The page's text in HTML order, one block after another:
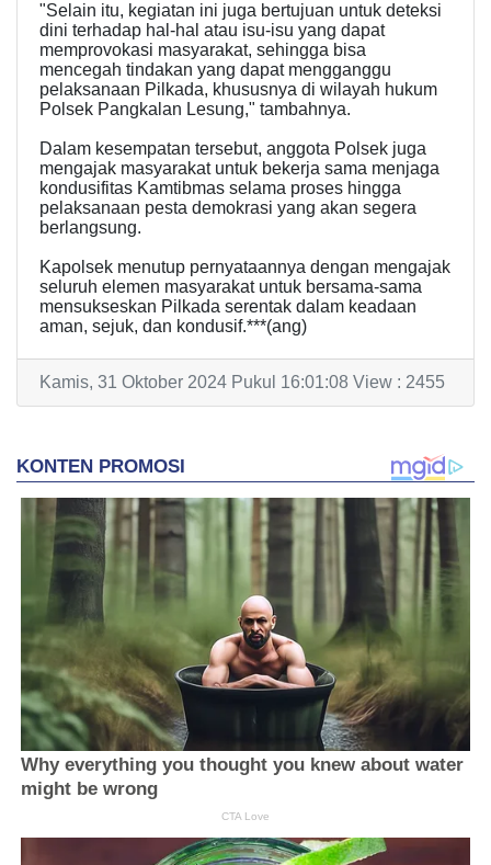
"Selain itu, kegiatan ini juga bertujuan untuk deteksi
dini terhadap hal-hal atau isu-isu yang dapat
memprovokasi masyarakat, sehingga bisa
mencegah tindakan yang dapat mengganggu
pelaksanaan Pilkada, khususnya di wilayah hukum
Polsek Pangkalan Lesung," tambahnya.
Dalam kesempatan tersebut, anggota Polsek juga
mengajak masyarakat untuk bekerja sama menjaga
kondusifitas Kamtibmas selama proses hingga
pelaksanaan pesta demokrasi yang akan segera
berlangsung.
Kapolsek menutup pernyataannya dengan mengajak
seluruh elemen masyarakat untuk bersama-sama
mensukseskan Pilkada serentak dalam keadaan
aman, sejuk, dan kondusif.***(ang)
Kamis, 31 Oktober 2024 Pukul 16:01:08 View : 2455